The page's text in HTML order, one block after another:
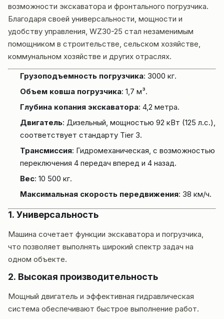
возможности экскаватора и фронтального погрузчика.
Благодаря своей универсальности, мощности и
удобству управления, WZ30-25 стал незаменимым
помощником в строительстве, сельском хозяйстве,
коммунальном хозяйстве и других отраслях.
Грузоподъемность погрузчика: 3000 кг.
Объем ковша погрузчика: 1,7 м³.
Глубина копания экскаватора: 4,2 метра.
Двигатель: Дизельный, мощностью 92 кВт (125 л.с.),
соответствует стандарту Tier 3.
Трансмиссия: Гидромеханическая, с возможностью
переключения 4 передач вперед и 4 назад.
Вес: 10 500 кг.
Максимальная скорость передвижения: 38 км/ч.
1. Универсальность
Машина сочетает функции экскаватора и погрузчика,
что позволяет выполнять широкий спектр задач на
одном объекте.
2. Высокая производительность
Мощный двигатель и эффективная гидравлическая
система обеспечивают быстрое выполнение работ.